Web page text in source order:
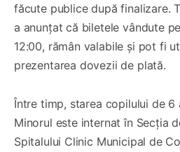
făcute publice după finalizare.
a anunțat că biletele vândute
12:00, rămân valabile și pot fi
prezentarea dovezii de plată.
Între timp, starea copilului de 6
Minorul este internat în Secția
Spitalului Clinic Municipal de